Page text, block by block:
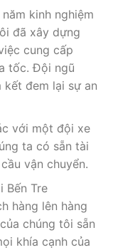
kinh nghiệm
đã xây dựng
cung cấp
tốc. Đội ngũ
kết đem lại sự an
với một đội xe
ta có sẵn tài
vận chuyển.
Bến Tre
hàng lên hàng
chúng tôi sẵn
khía cạnh của